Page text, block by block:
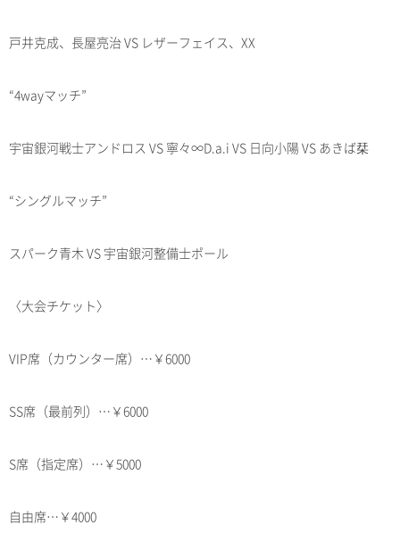
戸井克成、長屋亮治 VS レザーフェイス、XX
“4wayマッチ”
宇宙銀河戦士アンドロス VS 寧々∞D.a.i VS 日向小陽 VS あきば栞
“シングルマッチ”
スパーク青木 VS 宇宙銀河整備士ポール
〈大会チケット〉
VIP席（カウンター席）…￥6000
SS席（最前列）…￥6000
S席（指定席）…￥5000
自由席…￥4000